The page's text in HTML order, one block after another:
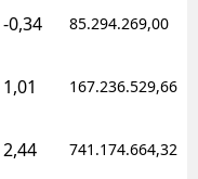
-0,34 85.294.269,00
1,01 167.236.529,66
2,44 741.174.664,32